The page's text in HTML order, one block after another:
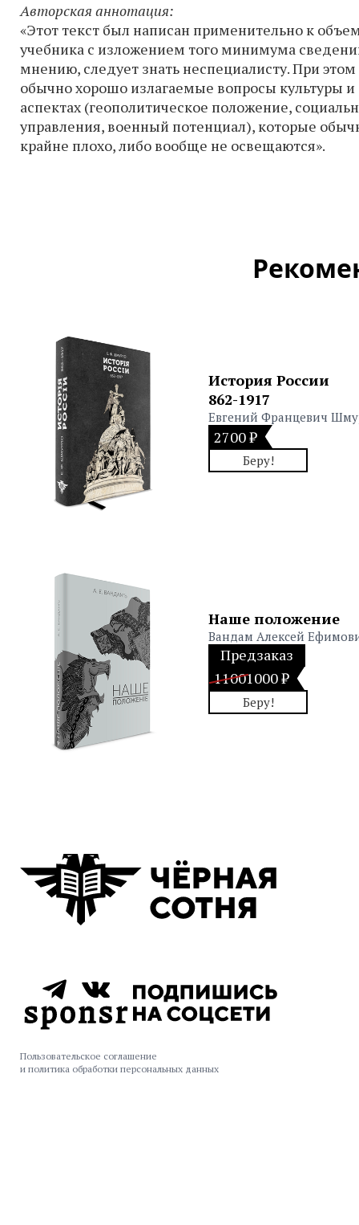
Авторская аннотация:
«Этот текст был написан применительно к
учебника с изложением того минимума
мнению, следует знать неспециалисту. При этом
обычно хорошо излагаемые вопросы культуры и
аспектах (геополитическое положение,
управления, военный потенциал), которые
крайне плохо, либо вообще не освещаются».
История России
862-1917
Евгений Францевич
2700 ₽
Беру!
Наше положение
Вандам Алексей
Предзаказ
11001000 ₽
Беру!
Пользовательское соглашение
и политика обработки персональных данных